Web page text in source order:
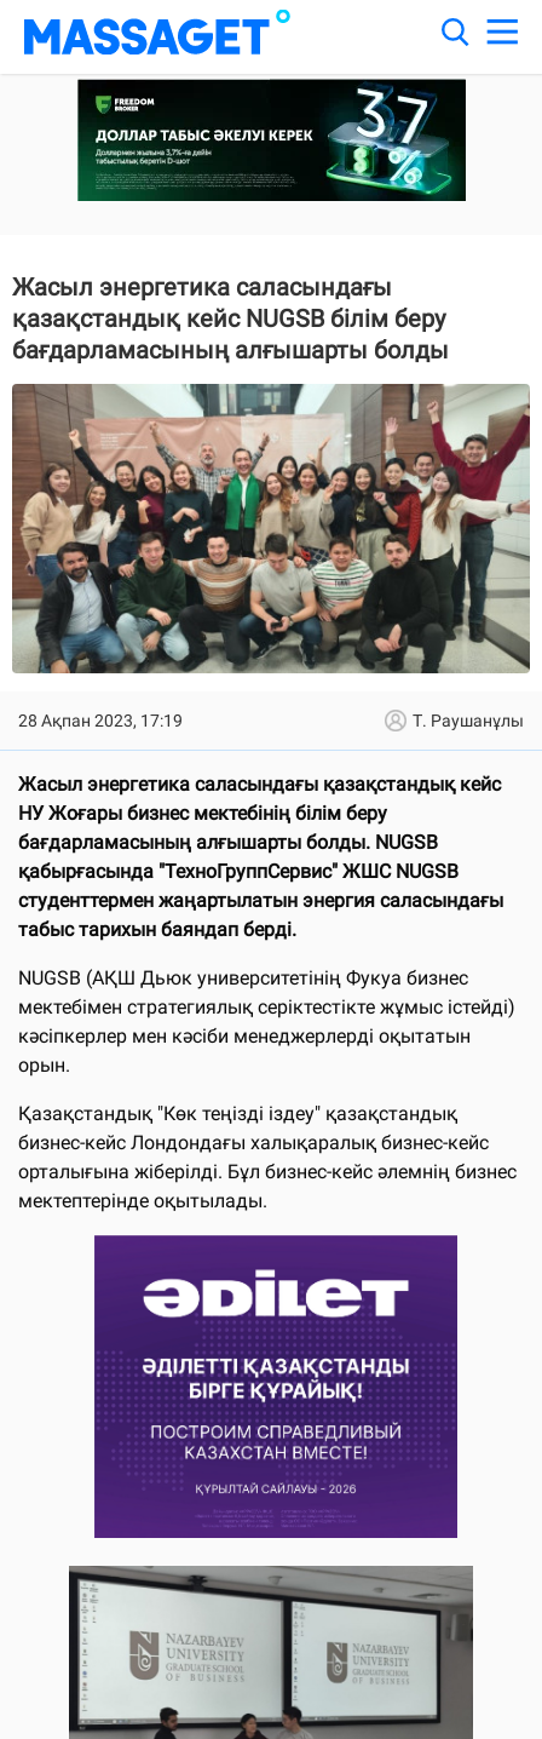
Жасыл энергетика саласындағы
қазақстандық кейс NUGSB білім беру
бағдарламасының алғышарты болды
28 Ақпан 2023, 17:19 Т. Раушанұлы
Жасыл энергетика саласындағы қазақстандық кейс
НУ Жоғары бизнес мектебінің білім беру
бағдарламасының алғышарты болды. NUGSB
қабырғасында "ТехноГруппСервис" ЖШС NUGSB
студенттермен жаңартылатын энергия саласындағы
табыс тарихын баяндап берді.
NUGSB (АҚШ Дьюк университетінің Фукуа бизнес
мектебімен стратегиялық серіктестікте жұмыс істейді)
кәсіпкерлер мен кәсіби менеджерлерді оқытатын
орын.
Қазақстандық "Көк теңізді іздеу" қазақстандық
бизнес-кейс Лондондағы халықаралық бизнес-кейс
орталығына жіберілді. Бұл бизнес-кейс әлемнің бизнес
мектептерінде оқытылады.